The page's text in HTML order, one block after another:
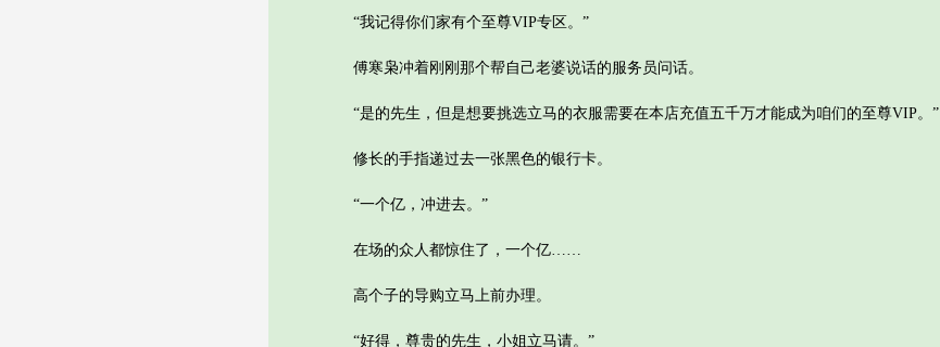
“我记得你们家有个至尊VIP专区。”
傅寒枭冲着刚刚那个帮自己老婆说话的服务员问话。
“是的先生，但是想要挑选立马的衣服需要在本店充值五千万才能成为咱们的至尊VIP。”
修长的手指递过去一张黑色的银行卡。
“一个亿，冲进去。”
在场的众人都惊住了，一个亿……
高个子的导购立马上前办理。
“好得，尊贵的先生，小姐立马请。”